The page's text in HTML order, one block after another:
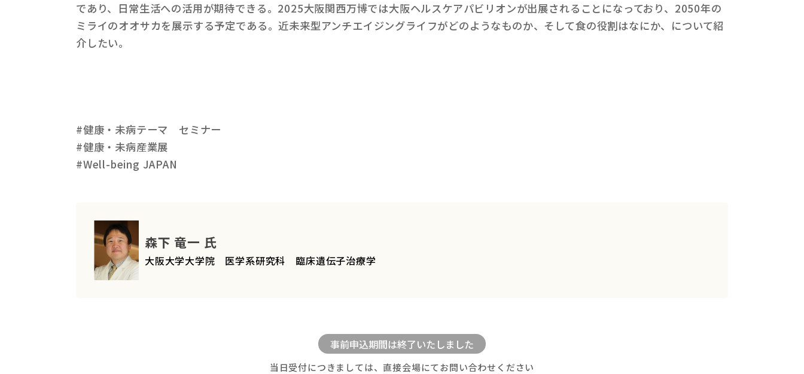
であり、日常生活への活用が期待できる。2025大阪関西万博では大阪ヘルスケアパビリオンが出展されることになっており、2050年の
ミライのオオサカを展示する予定である。近未来型アンチエイジングライフがどのようなものか、そして食の役割はなにか、について紹
介したい。
#健康・未病テーマ セミナー
#健康・未病産業展
#Well-being JAPAN
森下 竜一 氏
大阪大学大学院 医学系研究科 臨床遺伝子治療学
当日受付につきましては、直接会場にてお問い合わせください